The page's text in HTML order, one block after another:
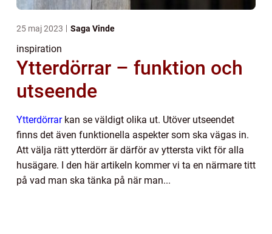
25 maj 2023 Saga Vinde
inspiration
Ytterdörrar – funktion och
utseende
Ytterdörrarkan se väldigt olika ut. Utöver utseendet
finns det även funktionella aspekter som ska vägas in.
Att välja rätt ytterdörr är därför av yttersta vikt för alla
husägare. I den här artikeln kommer vi ta en närmare titt
på vad man ska tänka på när man...